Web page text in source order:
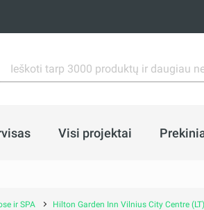
Visi projektai
ir SPA Hilton Garden Inn Vilnius City Centre (LT)